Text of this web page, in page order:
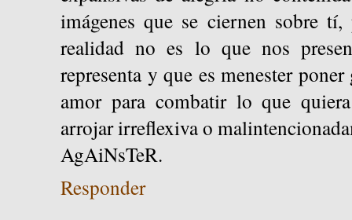
imágenes que se ciernen sobre
realidad no es lo que nos
representa y que es menester
amor para combatir lo que
arrojar irreflexiva o
AgAiNsTeR.
Responder